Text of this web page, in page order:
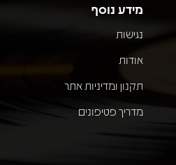
מידע נוסף
נגישות
אודות
תקנון ומדיניות אתר
מדריך פטיפונים